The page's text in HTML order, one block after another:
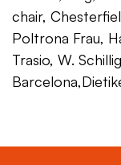
chair,
Poltrona Frau,
Trasio, W.